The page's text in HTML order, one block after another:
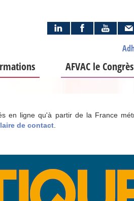
AFVAC le Congrès
en ligne qu'à partir de la France
de contact